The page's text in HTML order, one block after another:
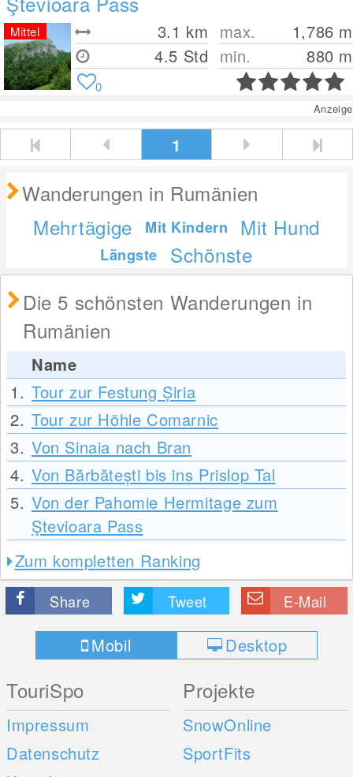
3.1 km
4.5 Std
max. 1,786 m
min.
880 m
Mittel
0
Anzeige
1
Wanderungen in Rumänien
Mehrtägige
Mit Kindern Mit Hund
Längste
Schönste
Die 5 schönsten Wanderungen in
Rumänien
Name
1. Tour zur Festung Șiria
2. Tour zur Höhle Comarnic
3. Von Sinaia nach Bran
4. Von Bărbătești bis ins Prislop Tal
5. Von der Pahomie Hermitage zum
Ştevioara Pass
Zum kompletten Ranking
Share Tweet E-Mail
Mobil Desktop
TouriSpo
Impressum
Datenschutz
Projekte
SnowOnline
SportFits